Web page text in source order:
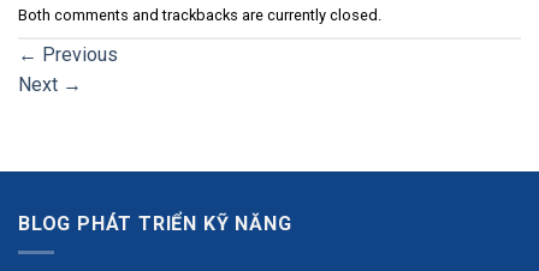
Both comments and trackbacks are currently closed.
← Previous
Next →
BLOG PHÁT TRIỂN KỸ NĂNG